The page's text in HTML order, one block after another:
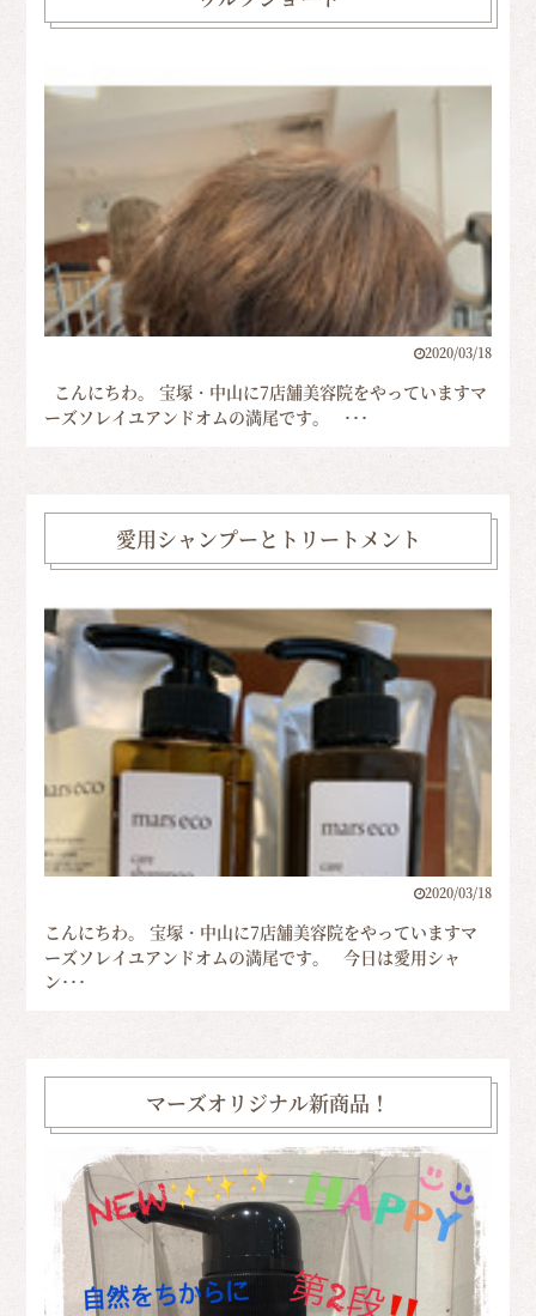
2020/03/18
こんにちわ。 宝塚・中山に7店舗美容院をやっていますマ
ーズソレイユアンドオムの満尾です。 ･･･
愛用シャンプーとトリートメント
2020/03/18
こんにちわ。 宝塚・中山に7店舗美容院をやっていますマ
ーズソレイユアンドオムの満尾です。 今日は愛用シャ
ン･･･
マーズオリジナル新商品！